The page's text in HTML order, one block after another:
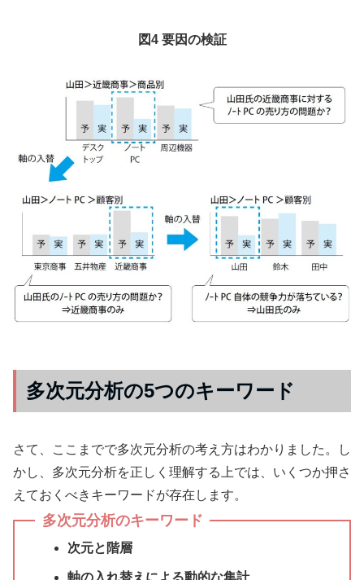
図4 要因の検証
多次元分析の5つのキーワード
さて、ここまでで多次元分析の考え方はわかりました。し
かし、多次元分析を正しく理解する上では、いくつか押さ
えておくべきキーワードが存在します。
多次元分析のキーワード
次元と階層